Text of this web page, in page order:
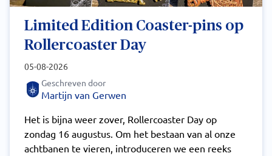
Limited Edition Coaster-pins op
Rollercoaster Day
05-08-2026
Geschreven door
Martijn van Gerwen
Het is bijna weer zover, Rollercoaster Day op
zondag 16 augustus. Om het bestaan van al onze
achtbanen te vieren, introduceren we een reeks